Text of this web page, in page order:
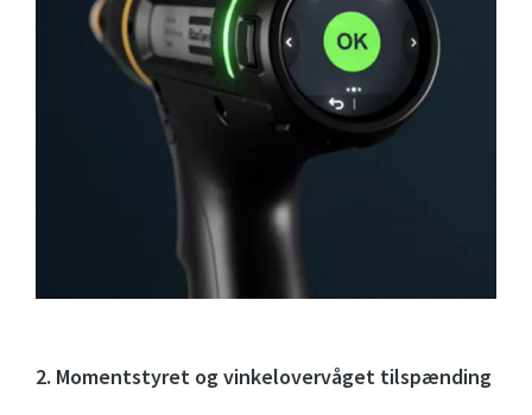
2. Momentstyret og vinkelovervåget tilspænding